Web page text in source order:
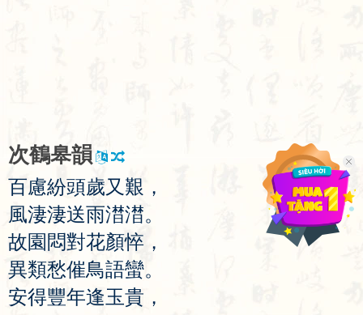
次鶴皋韻
百慮紛頭歲又 艱 ，
風淒淒送雨澘澘。
故園 悶對花顏悴 ，
異類愁催鳥語蠻。
安得豐年逢玉貴 ，